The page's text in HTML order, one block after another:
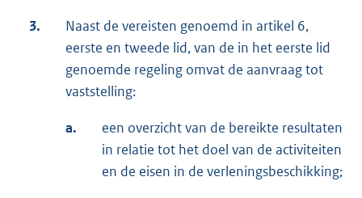
3.
Naast de vereisten genoemd in artikel 6,
eerste en tweede lid, van de in het eerste lid
genoemde regeling omvat de aanvraag tot
vaststelling:
a.
een overzicht van de bereikte resultaten
in relatie tot het doel van de activiteiten
en de eisen in de verleningsbeschikking;